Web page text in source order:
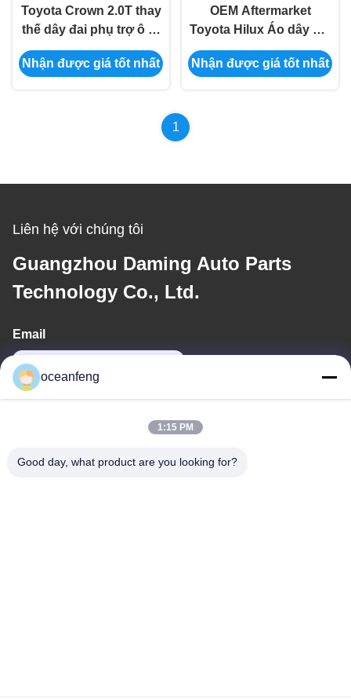
Toyota Crown 2.0T thay
thế dây đai phụ trợ ô tô
16620-36061
Nhận được giá tốt nhất
OEM Aftermarket
Toyota Hilux Áo dây đai
ô tô 16620-0C011
Nhận được giá tốt nhất
1
Liên hệ với chúng tôi
Guangzhou Daming Auto Parts
Technology Co., Ltd.
Email
Địa chỉ
oceanfeng
1:15 PM
Good day, what product are you looking for?